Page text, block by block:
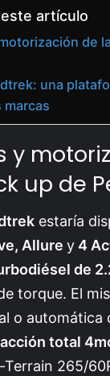
artículo
de
una
y
up de
estaría
Allure y 4
de
torque. El
o automática
total
265/